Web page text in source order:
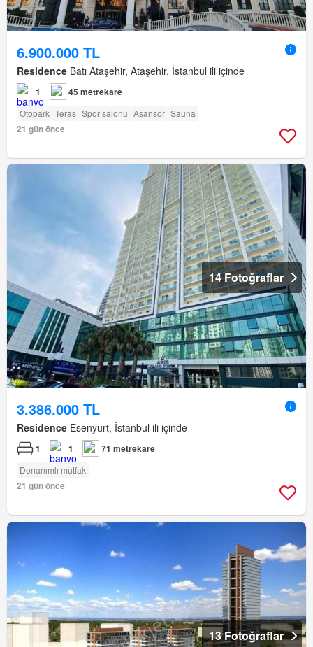
6.900.000 TL
Residence Batı Ataşehir, Ataşehir, İstanbul ili içinde
1 45 metrekare
Otopark Teras Spor salonu Asansör Sauna
21 gün önce
14 Fotoğraflar
3.386.000 TL
Residence Esenyurt, İstanbul ili içinde
1 1 71 metrekare
Donanımlı mutfak
21 gün önce
13 Fotoğraflar